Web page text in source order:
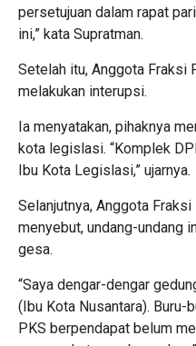
persetujuan dalam rapat
ini,” kata Supratman.
Setelah itu, Anggota Fraksi
melakukan interupsi.
Ia menyatakan, pihaknya
kota legislasi. “Komplek
Ibu Kota Legislasi,” ujarnya.
Selanjutnya, Anggota
menyebut, undang-undang
gesa.
“Saya dengar-dengar
(Ibu Kota Nusantara). Buru-
PKS berpendapat belum